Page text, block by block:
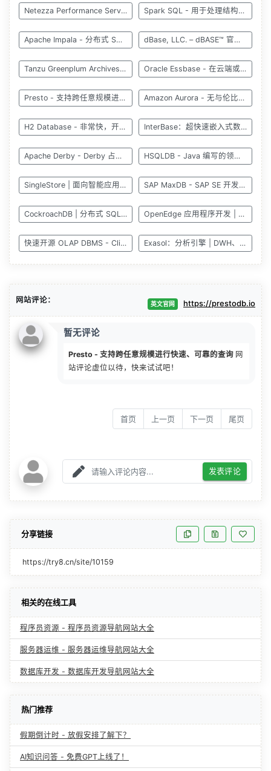
Netezza Performance Server | IBM Spark SQL - 用于处理结构化数据的模块
Apache Impala - 分布式 SQL 查询引擎 dBase, LLC. – dBASE™ 官方网站
Tanzu Greenplum Archives - Tanzu Oracle Essbase - 在云端或本地轻松测试和建模
Presto - 支持跨任意规模进行快速、可靠的查询 Amazon Aurora - 无与伦比的高性能与高可用性
H2 Database - 非常快，开源，JDBC API InterBase：超快速嵌入式数据库 - Embarcadero
Apache Derby - Derby 占用空间很小 HSQLDB - Java 编写的领先 SQL 关系数据库系统
SingleStore | 面向智能应用的实时数据平台 SAP MaxDB - SAP SE 开发和支持的数据库管理系统
CockroachDB | 分布式 SQL，提供始终在线的客户体验 OpenEdge 应用程序开发 | Progress OpenEdge
快速开源 OLAP DBMS - ClickHouse Exasol：分析引擎 | DWH、加速、AI 和 ML
网站评论： 英文官网 https://prestodb.io
暂无评论
Presto - 支持跨任意规模进行快速、可靠的查询 网
站评论虚位以待，快来试试吧！
首页 上一页 下一页 尾页
发表评论
分享链接
https://try8.cn/site/10159
相关的在线工具
程序员资源 - 程序员资源导航网站大全
服务器运维 - 服务器运维导航网站大全
数据库开发 - 数据库开发导航网站大全
热门推荐
假期倒计时 - 放假安排了解下？
AI知识问答 - 免费GPT上线了！